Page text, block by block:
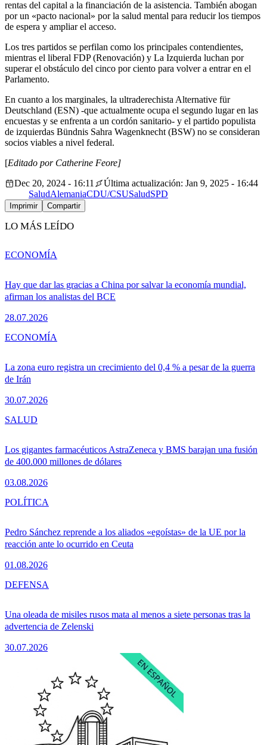
rentas del capital a la financiación de la asistencia. También abogan
por un «pacto nacional» por la salud mental para reducir los tiempos
de espera y ampliar el acceso.
Los tres partidos se perfilan como los principales contendientes,
mientras el liberal FDP (Renovación) y La Izquierda luchan por
superar el obstáculo del cinco por ciento para volver a entrar en el
Parlamento.
En cuanto a los marginales, la ultraderechista Alternative für
Deutschland (ESN) -que actualmente ocupa el segundo lugar en las
encuestas y se enfrenta a un cordón sanitario- y el partido populista
de izquierdas Bündnis Sahra Wagenknecht (BSW) no se consideran
socios viables a nivel federal.
[Editado por Catherine Feore]
Dec 20, 2024 - 16:11
Última actualización: Jan 9, 2025 - 16:44
SaludAlemaniaCDU/CSUSaludSPD
Imprimir Compartir
LO MÁS LEÍDO
Hay que dar las gracias a China por salvar la economía mundial,
afirman los analistas del BCE
28.07.2026
ECONOMÍA
La zona euro registra un crecimiento del 0,4 % a pesar de la guerra
de Irán
30.07.2026
ECONOMÍA
Los gigantes farmacéuticos AstraZeneca y BMS barajan una fusión
de 400.000 millones de dólares
03.08.2026
SALUD
Pedro Sánchez reprende a los aliados «egoístas» de la UE por la
reacción ante lo ocurrido en Ceuta
01.08.2026
POLÍTICA
Una oleada de misiles rusos mata al menos a siete personas tras la
advertencia de Zelenski
30.07.2026
DEFENSA